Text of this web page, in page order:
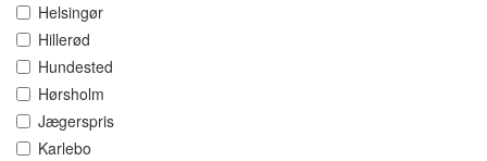
Helsingør
Hillerød
Hundested
Hørsholm
Jægerspris
Karlebo